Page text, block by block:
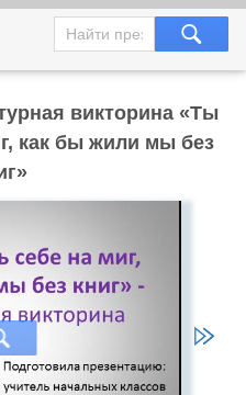
викторина «Ты
как бы жили мы без